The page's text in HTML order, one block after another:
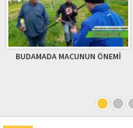
BUDAMADA MACUNUN ÖNEMİ